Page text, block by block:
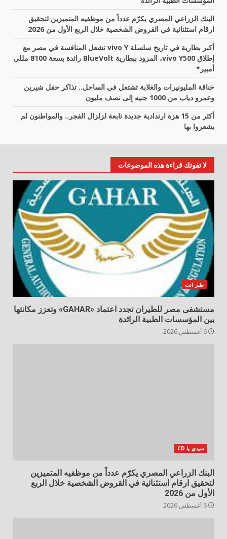
البنك الزراعي المصري يكرّم عدداً من موظفيه المتميزين لتحقيق
ارقام استثنائية في القروض الشخصية خلال الربع الأول من 2026
أكبر بطارية في تاريخ سلسلة vivo Y تشعل المنافسة في مصر مع
إطلاق vivo Y500، المزود ببطارية BlueVolt رائدة بسعة 8100 مللي
أمبير*
خناقة المليونيرات والغلابة تشتعل في الساحل.. تذاكر حفل شيرين
وعمرو دياب من 1000 جنيه إلى نصف مليون
أكثر من 15 هزة ارتدادية جديدة تابعة لزلزال الفجر.. والمواطنون لم
يشعروا بها
لا تفوتك قراءة هذه الموضوعات
طير انت
مستشفى مصر للطيران تجدد اعتماد «GAHAR» وتعزز مكانتها
بين المؤسسات الطبية الرائدة
سيدي يا CD
البنك الزراعي المصري يكرّم عدداً من موظفيه المتميزين
لتحقيق ارقام استثنائية في القروض الشخصية خلال الربع
الأول من 2026